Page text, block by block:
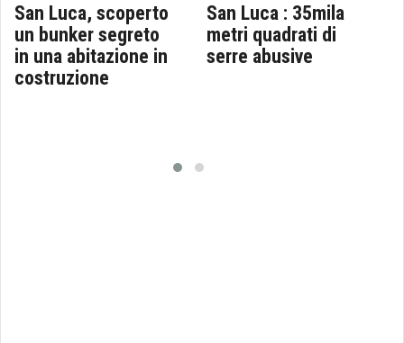
San Luca, scoperto
un bunker segreto
in una abitazione in
costruzione
San Luca : 35mila
metri quadrati di
serre abusive